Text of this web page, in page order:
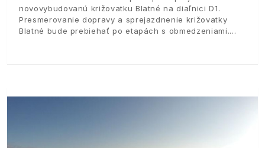
novovybudovanú križovatku Blatné na diaľnici D1.
Presmerovanie dopravy a sprejazdnenie križovatky
Blatné bude prebiehať po etapách s obmedzeniami.